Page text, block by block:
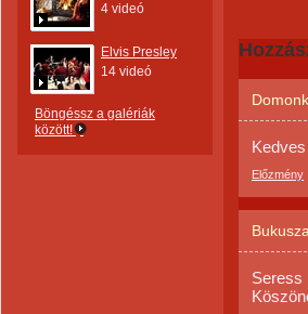
4 videó
Elvis Presley
14 videó
Böngéssz a galériák
között!
Előzmény
Seress